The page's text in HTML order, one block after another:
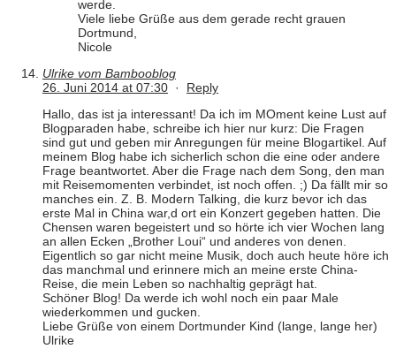
werde.
Viele liebe Grüße aus dem gerade recht grauen
Dortmund,
Nicole
Ulrike vom Bambooblog
26. Juni 2014 at 07:30 · Reply
Hallo, das ist ja interessant! Da ich im MOment keine Lust auf
Blogparaden habe, schreibe ich hier nur kurz: Die Fragen
sind gut und geben mir Anregungen für meine Blogartikel. Auf
meinem Blog habe ich sicherlich schon die eine oder andere
Frage beantwortet. Aber die Frage nach dem Song, den man
mit Reisemomenten verbindet, ist noch offen. ;) Da fällt mir so
manches ein. Z. B. Modern Talking, die kurz bevor ich das
erste Mal in China war,d ort ein Konzert gegeben hatten. Die
Chensen waren begeistert und so hörte ich vier Wochen lang
an allen Ecken „Brother Loui“ und anderes von denen.
Eigentlich so gar nicht meine Musik, doch auch heute höre ich
das manchmal und erinnere mich an meine erste China-
Reise, die mein Leben so nachhaltig geprägt hat.
Schöner Blog! Da werde ich wohl noch ein paar Male
wiederkommen und gucken.
Liebe Grüße von einem Dortmunder Kind (lange, lange her)
Ulrike